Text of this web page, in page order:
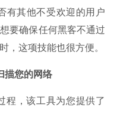
有其他不受欢迎的用户
要确保任何黑客不通过
，这项技能也很方便。
描您的网络
程，该工具为您提供了